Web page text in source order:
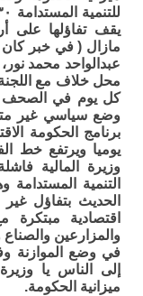
يقف تفاؤلها على
مازال ( في خبر
عبدالواحد محمد
محل خلاف مع اللجنة
كل يوم في الصحف
وضع سياسي غير
برنامج الحكومة
يوميا ويرتفع خط
التنمية
الحديث بتفاؤل
اقتصادية مبتكرة
والمزارعين
في وضع الموازنة
إلى الناس يا
ميزانية الحكومة.